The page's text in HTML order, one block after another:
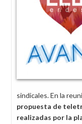
sindicales. En la
propuesta de
realizadas por la